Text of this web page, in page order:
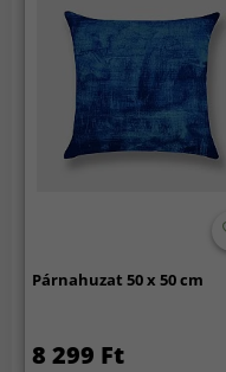
Párnahuzat 50 x 50 cm
8 299 Ft